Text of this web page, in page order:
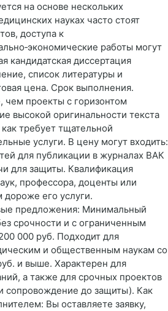
на основе нескольких
науках часто стоят
доступа к
работы могут
кандидатская диссертация
список литературы и
цена. Срок выполнения.
чем проекты с горизонтом
высокой оригинальности текста
требует тщательной
услуги. В цену могут входить:
для публикации в журналах ВАК
для защиты. Квалификация
профессора, доценты или
его услуги.
предложения: Минимальный
срочности и с ограниченным
000 руб. Подходит для
и общественным наукам со
и выше. Характерен для
а также для срочных проектов
сопровождение до защиты). Как
Вы оставляете заявку,